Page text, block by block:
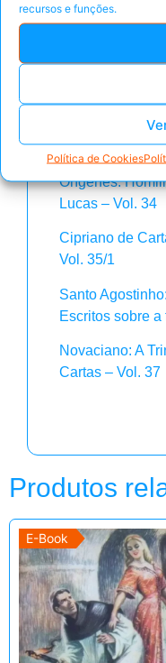
recursos e funções.
Política de Cookies
Rufino – Vol. 31
Santo
catequese aos
cristã | A
Irineu de Lyon:
apostólica –
Orígenes:
Lucas – Vol. 34
Cipriano de
Vol. 35/1
Santo
Escritos sobre a
Novaciano: A
Cartas – Vol. 37
Produtos
E-Book